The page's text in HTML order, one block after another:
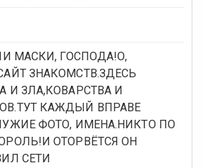
МАСКИ, ГОСПОДА!О,
ЗНАКОМСТВ.ЗДЕСЬ
И ЗЛА,КОВАРСТВА И
КАЖДЫЙ ВПРАВЕ
ФОТО, ИМЕНА.НИКТО ПО
ОТОРВЁТСЯ ОН
СЕТИ